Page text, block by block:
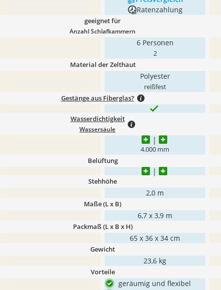
Ratenzahlung
geeignet für
Anzahl Schlafkammern
6 Personen
2
Material der Zelthaut
Polyester
reißfest
Gestänge aus Fiberglas?
Wasserdichtigkeit
Wassersäule
4.000 mm
Belüftung
Stehhöhe
2,0 m
Maße (L x B)
6,7 x 3,9 m
Packmaß (L x B x H)
65 x 36 x 34 cm
Gewicht
23,6 kg
Vorteile
geräumig und flexibel